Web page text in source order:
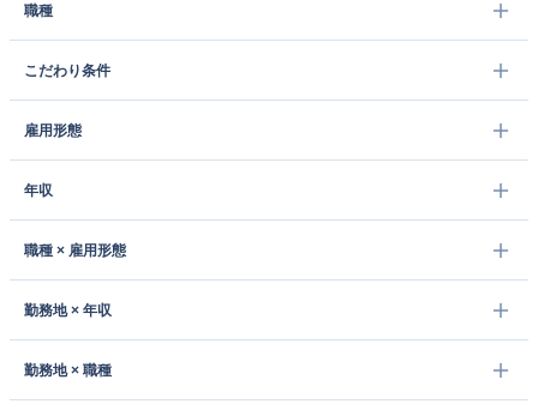
職種
こだわり条件
雇用形態
年収
職種 × 雇用形態
勤務地 × 年収
勤務地 × 職種